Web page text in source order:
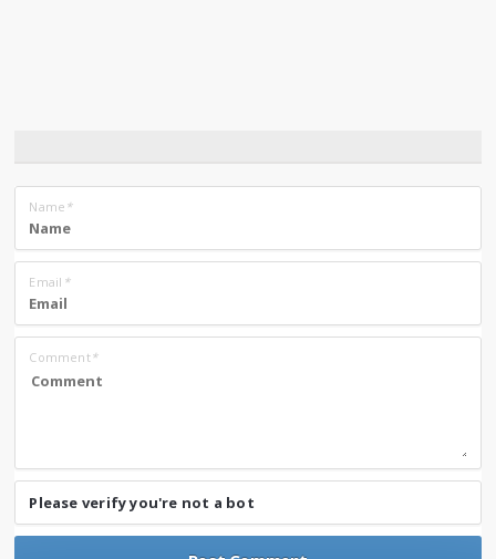
Name *
Email *
Comment*
Please verify you're not a bot